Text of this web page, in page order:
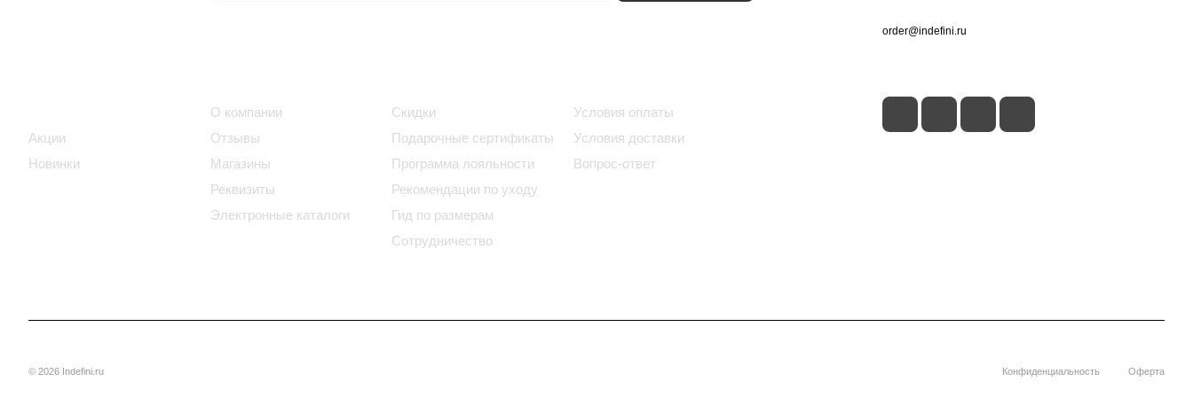
Акции
Новинки
О компании
Отзывы
Магазины
Реквизиты
Электронные каталоги
Скидки
Подарочные сертификаты
Программа лояльности
Рекомендации по уходу
Гид по размерам
Сотрудничество
Условия оплаты
Условия доставки
Вопрос-ответ
order@indefini.ru
© 2026 Indefini.ru Конфиденциальность Оферта